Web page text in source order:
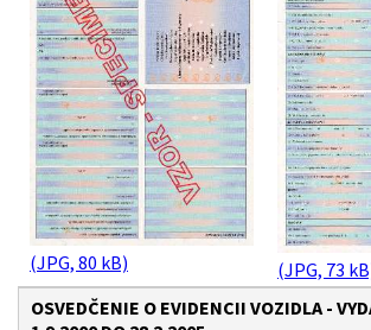
(JPG, 80 kB)
(JPG, 73
OSVEDČENIE O EVIDENCII VOZIDLA -